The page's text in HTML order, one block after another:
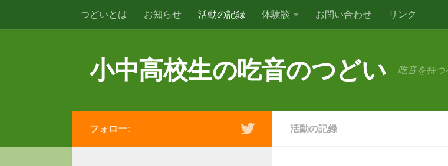
コンテンツへスキップ
つどいとは お知らせ 活動の記録 体験談 お問い合わせ リンク
小中高校生の吃音のつどい 吃音を持
活動の記録
フォロー: